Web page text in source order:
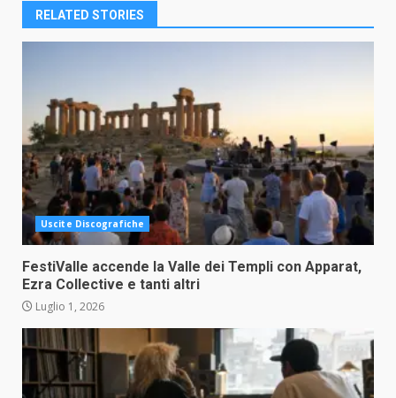
RELATED STORIES
Uscite Discografiche
FestiValle accende la Valle dei Templi con Apparat,
Ezra Collective e tanti altri
Luglio 1, 2026